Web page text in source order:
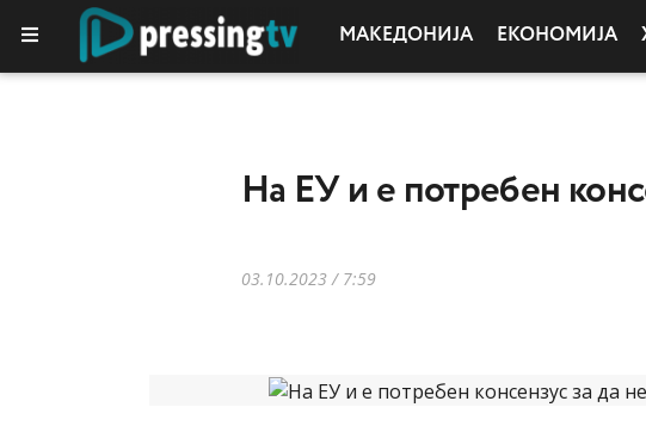
МАКЕДОНИЈА ЕКОНОМИЈА
На ЕУ и е потребен
03.10.2023 / 7:59